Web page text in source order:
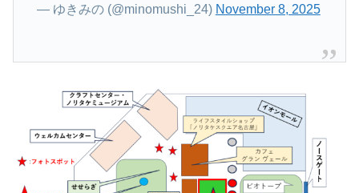
— ゆきみの (@minomushi_24) November 8, 2025